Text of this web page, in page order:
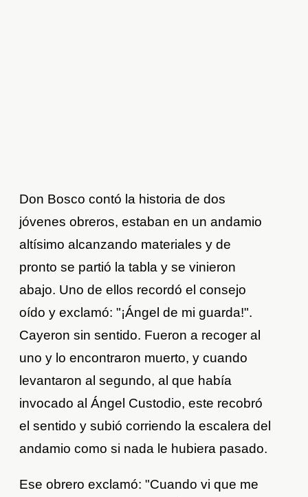
Don Bosco contó la historia de dos
jóvenes obreros, estaban en un andamio
altísimo alcanzando materiales y de
pronto se partió la tabla y se vinieron
abajo. Uno de ellos recordó el consejo
oído y exclamó: "¡Ángel de mi guarda!".
Cayeron sin sentido. Fueron a recoger al
uno y lo encontraron muerto, y cuando
levantaron al segundo, al que había
invocado al Ángel Custodio, este recobró
el sentido y subió corriendo la escalera del
andamio como si nada le hubiera pasado.
Ese obrero exclamó: "Cuando vi que me